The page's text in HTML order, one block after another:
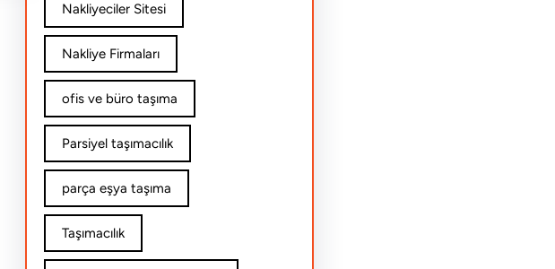
Nakliyeciler Sitesi
Nakliye Firmaları
ofis ve büro taşıma
Parsiyel taşımacılık
parça eşya taşıma
Taşımacılık